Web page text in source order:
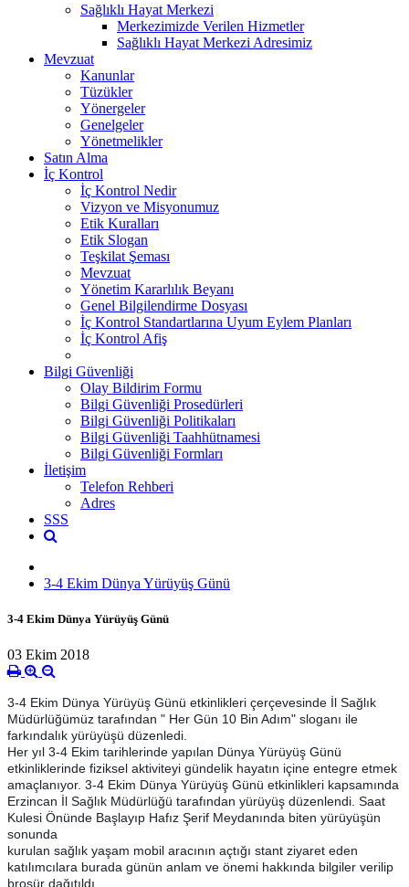
Sağlıklı Hayat Merkezi
Merkezimizde Verilen Hizmetler
Sağlıklı Hayat Merkezi Adresimiz
Mevzuat
Kanunlar
Tüzükler
Yönergeler
Genelgeler
Yönetmelikler
Satın Alma
İç Kontrol
İç Kontrol Nedir
Vizyon ve Misyonumuz
Etik Kuralları
Etik Slogan
Teşkilat Şeması
Mevzuat
Yönetim Kararlılık Beyanı
Genel Bilgilendirme Dosyası
İç Kontrol Standartlarına Uyum Eylem Planları
İç Kontrol Afiş
Bilgi Güvenliği
Olay Bildirim Formu
Bilgi Güvenliği Prosedürleri
Bilgi Güvenliği Politikaları
Bilgi Güvenliği Taahhütnamesi
Bilgi Güvenliği Formları
İletişim
Telefon Rehberi
Adres
SSS
3-4 Ekim Dünya Yürüyüş Günü
3-4 Ekim Dünya Yürüyüş Günü
03 Ekim 2018
3-4 Ekim Dünya Yürüyüş Günü etkinlikleri çerçevesinde İl Sağlık
Müdürlüğümüz tarafından " Her Gün 10 Bin Adım" sloganı ile
farkındalık yürüyüşü düzenledi.
Her yıl 3-4 Ekim tarihlerinde yapılan Dünya Yürüyüş Günü
etkinliklerinde fiziksel aktiviteyi gündelik hayatın içine entegre etmek
amaçlanıyor. 3-4 Ekim Dünya Yürüyüş Günü etkinlikleri kapsamında
Erzincan İl Sağlık Müdürlüğü tarafından yürüyüş düzenlendi. Saat
Kulesi Önünde Başlayıp Hafız Şerif Meydanında biten yürüyüşün
sonunda
kurulan sağlık yaşam mobil aracının açtığı stant ziyaret eden
katılımcılara burada günün anlam ve önemi hakkında bilgiler verilip
broşür dağıtıldı.